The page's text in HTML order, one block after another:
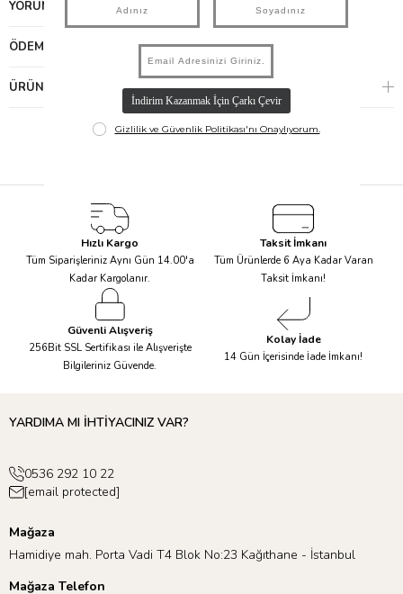
YORUMLAR
ÖDEME SEÇENEKLERI
ÜRÜN ÖNERILERI
Hızlı Kargo
Tüm Siparişleriniz Aynı Gün 14.00'a
Kadar Kargolanır.
Taksit İmkanı
Tüm Ürünlerde 6 Aya Kadar Varan
Taksit İmkanı!
Güvenli Alışveriş
256Bit SSL Sertifikası ile Alışverişte
Bilgileriniz Güvende.
Kolay İade
14 Gün İçerisinde İade İmkanı!
YARDIMA MI İHTİYACINIZ VAR?
0536 292 10 22
[email protected]
Mağaza
Hamidiye mah. Porta Vadi T4 Blok No:23 Kağıthane - İstanbul
Mağaza Telefon